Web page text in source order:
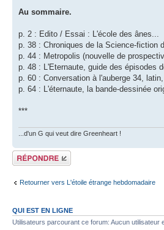
Au sommaire.
p. 2 : Edito / Essai : L'école des ânes...
p. 38 : Chroniques de la Science-fiction
p. 44 : Metropolis (nouvelle de
p. 48 : L'Eternaute, guide des épisodes
p. 60 : Conversation à l'auberge 34,
p. 64 : L'éternaute, la bande-dessinée
***
...d'un G qui veut dire Greenheart !
Répondre
Retourner vers L'étoile étrange hebdomadaire
QUI EST EN LIGNE
Utilisateurs parcourant ce forum: Aucun utilisateur